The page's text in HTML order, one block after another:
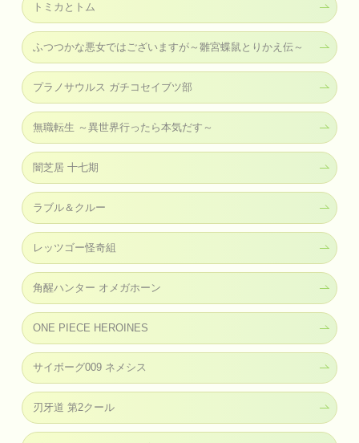
トミカとトム
ふつつかな悪女ではございますが～雛宮蝶鼠とりかえ伝～
プラノサウルス ガチコセイブツ部
無職転生 ～異世界行ったら本気だす～
闇芝居 十七期
ラブル＆クルー
レッツゴー怪奇組
角醒ハンター オメガホーン
ONE PIECE HEROINES
サイボーグ009 ネメシス
刃牙道 第2クール